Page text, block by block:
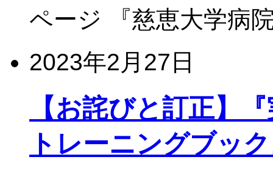
ページ 『慈恵大学病
2023年2月27日
【お詫びと訂正】
トレーニングブッ